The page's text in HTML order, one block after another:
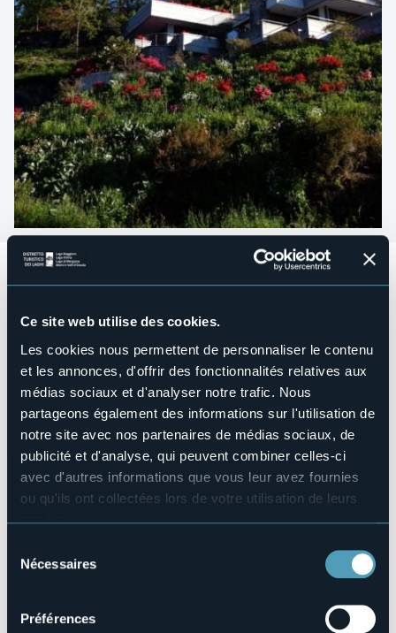
Ce site web utilise des cookies.
Les cookies nous permettent de personnaliser le contenu
et les annonces, d'offrir des fonctionnalités relatives aux
médias sociaux et d'analyser notre trafic. Nous
partageons également des informations sur l'utilisation de
notre site avec nos partenaires de médias sociaux, de
publicité et d'analyse, qui peuvent combiner celles-ci
avec d'autres informations que vous leur avez fournies
ou qu'ils ont collectées lors de votre utilisation de leurs
services.
manière de les gérer et de les supprimer,
cliquez ici
Nécessaires
Préférences
Farmhouse located in Mergozzo, splendid view and location
ideal to visit the area.
No
Wellness
No
Salles de conférences
No
Piscine
Sì
Animaux acceptés
No
Nombres de chambres
4
13